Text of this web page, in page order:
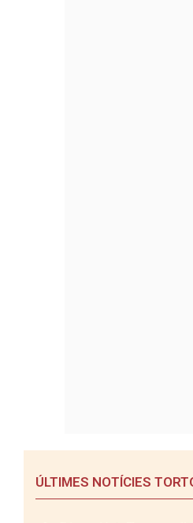
ÚLTIMES NOTÍCIES